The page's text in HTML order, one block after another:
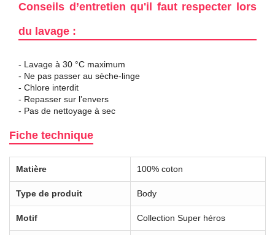
Conseils d’entretien qu'il faut respecter lors
du lavage :
- Lavage à 30 °C maximum
- Ne pas passer au sèche-linge
- Chlore interdit
- Repasser sur l’envers
- Pas de nettoyage à sec
Fiche technique
Matière 100% coton
Type de produit Body
Motif Collection Super héros